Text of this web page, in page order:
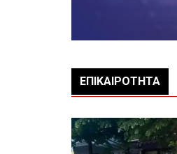
ΕΠΙΚΑΙΡΌΤΗΤΑ